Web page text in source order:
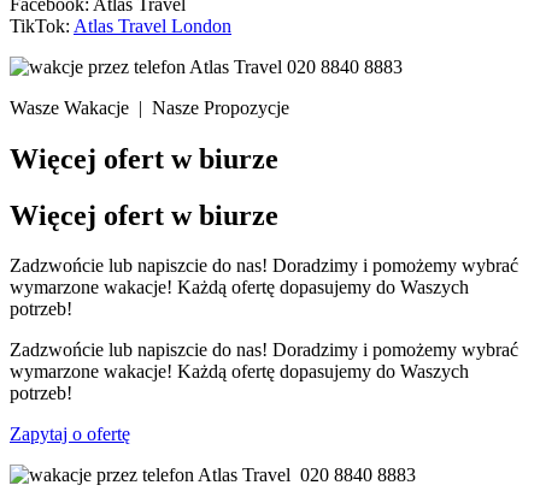
TikTok: Atlas Travel London
020 8840 8883
Wasze Wakacje | Nasze Propozycje
Więcej ofert w biurze
Więcej ofert w biurze
Zadzwońcie lub napiszcie do nas! Doradzimy i pomożemy wybrać
wymarzone wakacje! Każdą ofertę dopasujemy do Waszych
potrzeb!
Zadzwońcie lub napiszcie do nas! Doradzimy i pomożemy wybrać
wymarzone wakacje! Każdą ofertę dopasujemy do Waszych
potrzeb!
Zapytaj o ofertę
020 8840 8883